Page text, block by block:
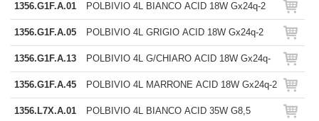
1356.G1F.A.01 POLBIVIO 4L BIANCO ACID 18W Gx24q-2
1356.G1F.A.05 POLBIVIO 4L GRIGIO ACID 18W Gx24q-2
1356.G1F.A.13 POLBIVIO 4L G/CHIARO ACID 18W Gx24q-
1356.G1F.A.45 POLBIVIO 4L MARRONE ACID 18W Gx24q-2
1356.L7X.A.01 POLBIVIO 4L BIANCO ACID 35W G8,5